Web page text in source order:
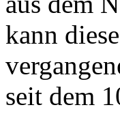
kann
seit dem